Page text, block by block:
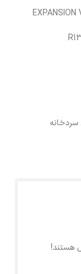
سردخانه
هستند!